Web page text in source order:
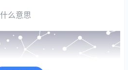
么意思